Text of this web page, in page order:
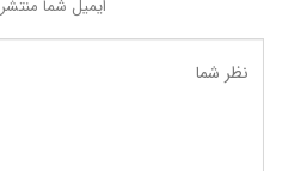
ایمیل شما منتشر نخواهد شد